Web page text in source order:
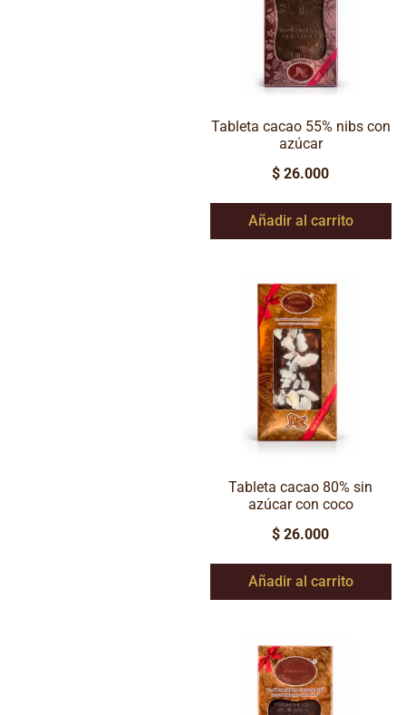
Tableta cacao 55% nibs con
azúcar
$ 26.000
Añadir al carrito
Tableta cacao 80% sin
azúcar con coco
$ 26.000
Añadir al carrito